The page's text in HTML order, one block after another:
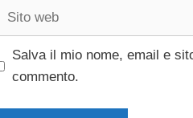
Sito
Salva il mio nome, email e
commento.